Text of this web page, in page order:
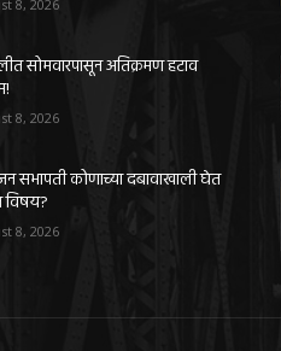
8, 2026
सोमवारपासून अतिक्रमण हटाव
8, 2026
सभापती कोणाच्या दबावाखाली घेत
8, 2026